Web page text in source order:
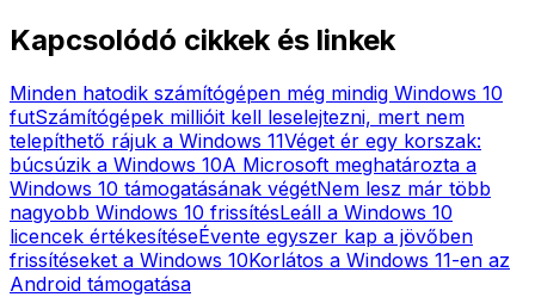
Kapcsolódó cikkek és linkek
Minden hatodik számítógépen még mindig Windows 10
futSzámítógépek millióit kell leselejtezni, mert nem
telepíthető rájuk a Windows 11Véget ér egy korszak:
búcsúzik a Windows 10A Microsoft meghatározta a
Windows 10 támogatásának végétNem lesz már több
nagyobb Windows 10 frissítésLeáll a Windows 10
licencek értékesítéseÉvente egyszer kap a jövőben
frissítéseket a Windows 10Korlátos a Windows 11-en az
Android támogatása